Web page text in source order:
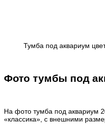
Тумба под аквариум
Фото тумбы под
На фото тумба под аквариум
«классика», с внешними